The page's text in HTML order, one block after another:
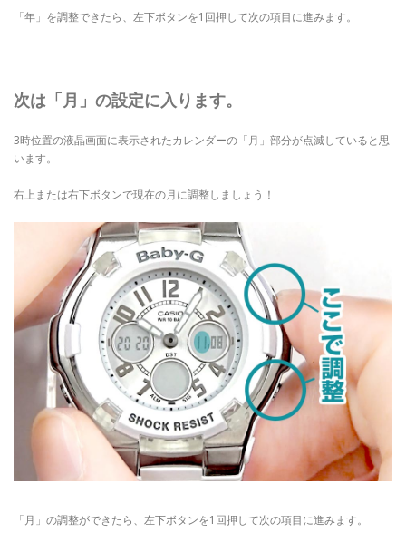
「年」を調整できたら、左下ボタンを1回押して次の項目に進みます。
次は「月」の設定に入ります。
3時位置の液晶画面に表示されたカレンダーの「月」部分が点滅していると思
います。
右上または右下ボタンで現在の月に調整しましょう！
「月」の調整ができたら、左下ボタンを1回押して次の項目に進みます。